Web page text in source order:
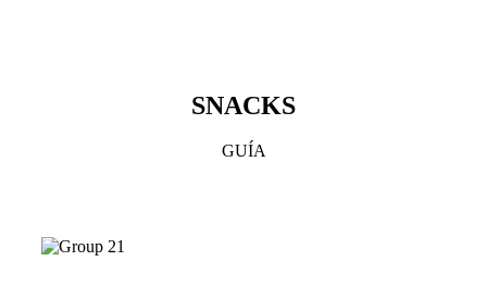
SNACKS
GUÍA